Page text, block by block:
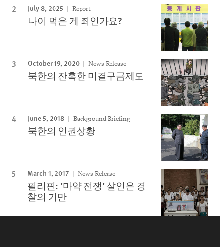
July 8, 2025 Report
나이 먹은 게 죄인가요?
October 19, 2020 News Release
북한의 잔혹한 미결구금제도
June 5, 2018 Background Briefing
북한의 인권상황
March 1, 2017 News Release
필리핀: ’마약 전쟁’ 살인은 경
찰의 기만